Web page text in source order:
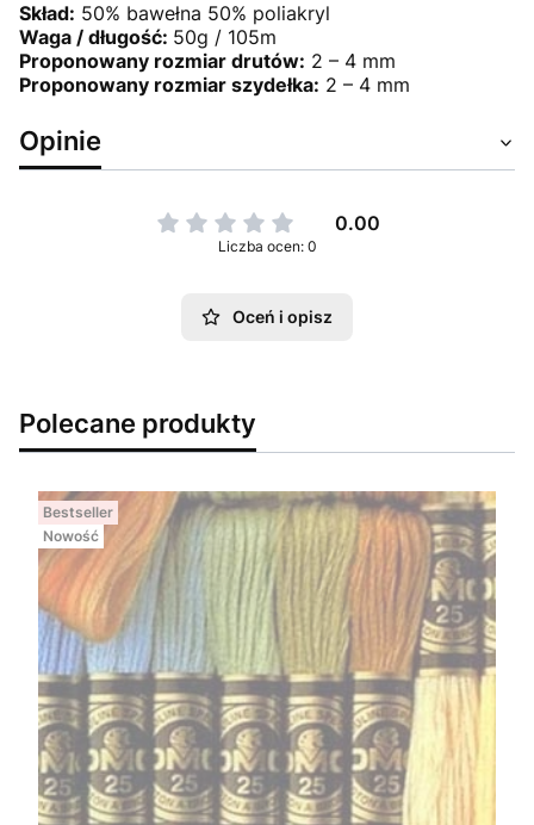
Skład: 50% bawełna 50% poliakryl
Waga / długość: 50g / 105m
Proponowany rozmiar drutów: 2 – 4 mm
Proponowany rozmiar szydełka: 2 – 4 mm
Opinie
0.00
Liczba ocen: 0
Oceń i opisz
Polecane produkty
Bestseller
Nowość